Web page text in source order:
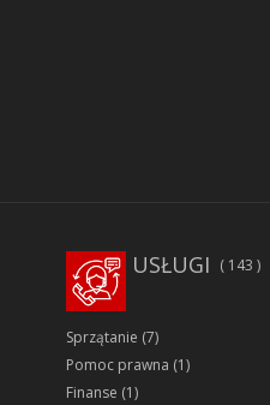
143
USŁUGI
Sprzątanie (7)
Pomoc prawna (1)
Finanse (1)